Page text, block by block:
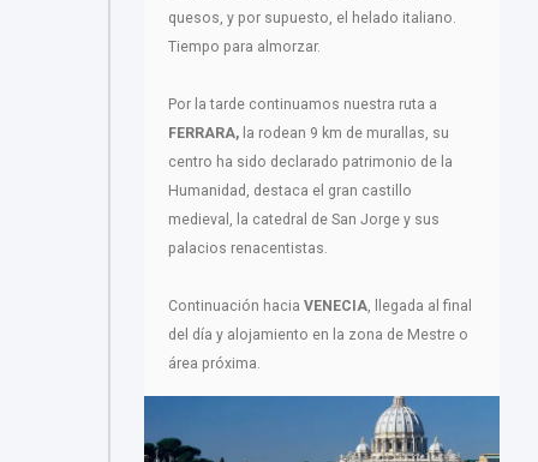
quesos, y por supuesto, el helado italiano.
Tiempo para almorzar.
Por la tarde continuamos nuestra ruta a
FERRARA, la rodean 9 km de murallas, su
centro ha sido declarado patrimonio de la
Humanidad, destaca el gran castillo
medieval, la catedral de San Jorge y sus
palacios renacentistas.
Continuación hacia VENECIA, llegada al final
del día y alojamiento en la zona de Mestre o
área próxima.